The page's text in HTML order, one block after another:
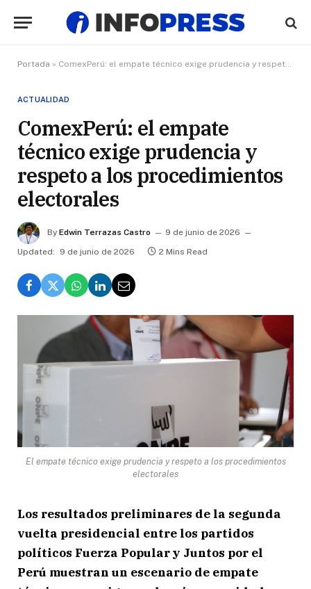
Portada » ComexPerú: el empate técnico exige prudencia y respeto a los procedimientos electorales
ACTUALIDAD
ComexPerú: el empate
técnico exige prudencia y
respeto a los procedimientos
electorales
By Edwin Terrazas Castro
9 de junio de 2026
Updated:
9 de junio de 2026 2 Mins Read
El empate técnico exige prudencia y respeto a los procedimientos
electorales
Los resultados preliminares de la segunda
vuelta presidencial entre los partidos
políticos Fuerza Popular y Juntos por el
Perú muestran un escenario de empate